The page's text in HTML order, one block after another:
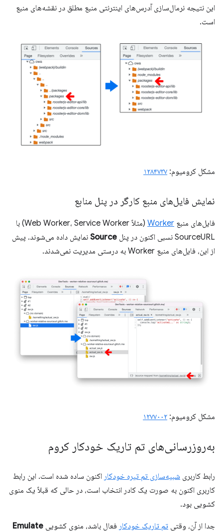
این نتیجه نرمال‌سازی آدرس‌های اینترنتی منبع مطلق در نقشه‌های منبع
است.
مشکل کرومیوم: ۱۲۸۴۷۳۷
نمایش فایل‌های منبع کارگر در پنل منابع
فایل‌های منبع Worker
(مثلاً Web Worker، Service Worker) با
SourceURL نسبی اکنون در پنل
Source نمایش داده می‌شوند. پیش
از این، فایل‌های منبع Worker به درستی مدیریت نمی‌شدند.
مشکل کرومیوم: ۱۲۷۷۰۰۲
به‌روزرسانی‌های تم تاریک خودکار کروم
رابط کاربری شبیه‌سازی تم تیره خودکار اکنون ساده شده است. این رابط
کاربری اکنون به صورت یک کادر انتخاب است، در حالی که قبلاً یک منوی
کشویی بود.
جدا از آن، وقتی تم تاریک خودکار فعال باشد، منوی کشویی Emulate